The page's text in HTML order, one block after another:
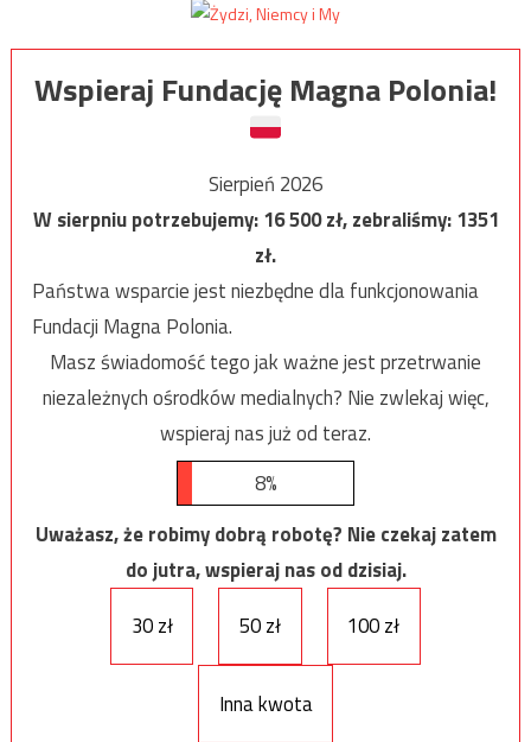
Wspieraj Fundację Magna Polonia!
Sierpień 2026
W sierpniu potrzebujemy:16 500zł, zebraliśmy:1351
zł.
Państwa wsparcie jest niezbędne dla funkcjonowania
Fundacji Magna Polonia.
Masz świadomość tego jak ważne jest przetrwanie
niezależnych ośrodków medialnych? Nie zwlekaj więc,
wspieraj nas już od teraz.
8%
Uważasz, że robimy dobrą robotę? Nie czekaj zatem
do jutra, wspieraj nas od dzisiaj.
30 zł
50 zł 100 zł
Inna kwota